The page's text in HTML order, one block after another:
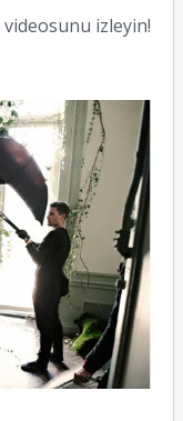
videosunu izleyin!